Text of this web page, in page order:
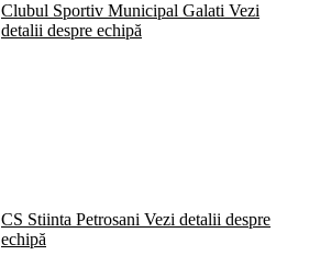
Clubul Sportiv Municipal Galati Vezi
detalii despre echipă
CS Stiinta Petrosani Vezi detalii despre
echipă